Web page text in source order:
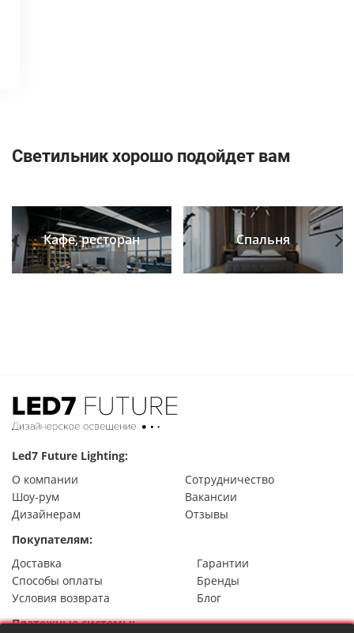
Светильник хорошо подойдет вам
Previous
Кафе, ресторан Спальня
Led7 Future Lighting:
О компании
Сотрудничество
Шоу-рум
Вакансии
Дизайнерам
Отзывы
Покупателям:
Доставка
Гарантии
Способы оплаты
Бренды
Условия возврата
Блог
Платежные системы: